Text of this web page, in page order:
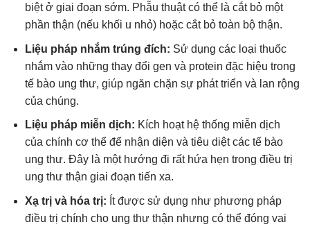
biệt ở giai đoạn sớm. Phẫu thuật có thể là cắt bỏ một
phần thận (nếu khối u nhỏ) hoặc cắt bỏ toàn bộ thận.
Liệu pháp nhắm trúng đích: Sử dụng các loại thuốc
nhắm vào những thay đổi gen và protein đặc hiệu trong
tế bào ung thư, giúp ngăn chặn sự phát triển và lan rộng
của chúng.
Liệu pháp miễn dịch: Kích hoạt hệ thống miễn dịch
của chính cơ thể để nhận diện và tiêu diệt các tế bào
ung thư. Đây là một hướng đi rất hứa hẹn trong điều trị
ung thư thận giai đoạn tiến xa.
Xạ trị và hóa trị: Ít được sử dụng như phương pháp
điều trị chính cho ung thư thận nhưng có thể đóng vai